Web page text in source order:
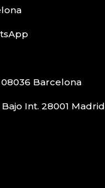
08036 Barcelona
Int. 28001 Madrid